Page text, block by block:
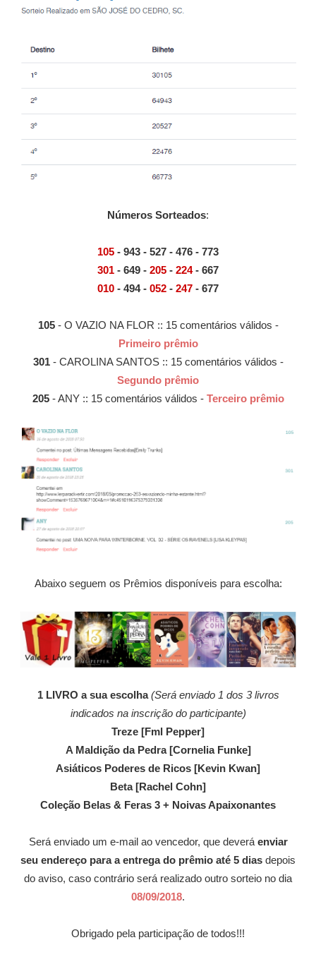
Números Sorteados:
105 - 943 - 527 - 476 - 773
301 - 649 - 205 - 224- 667
010 - 494 - 052 - 247 - 677
105 - O VAZIO NA FLOR :: 15 comentários válidos -
Primeiro prêmio
301 - CAROLINA SANTOS :: 15 comentários válidos -
Segundo prêmio
205 - ANY :: 15 comentários válidos - Terceiro prêmio
Abaixo seguem os Prêmios disponíveis para escolha:
1 LIVRO a sua escolha(Será enviado 1 dos 3 livros
indicados na inscrição do participante)
Treze [Fml Pepper]
A Maldição da Pedra [Cornelia Funke]
Asiáticos Poderes de Ricos [Kevin Kwan]
Beta [Rachel Cohn]
Coleção Belas & Feras 3 + Noivas Apaixonantes
Será enviado um e-mail ao vencedor, que deveráenviar
seu endereço para a entrega do prêmio até 5 dias depois
do aviso, caso contrário será realizado outro sorteio no dia
08/09/2018.
Obrigado pela participação de todos!!!